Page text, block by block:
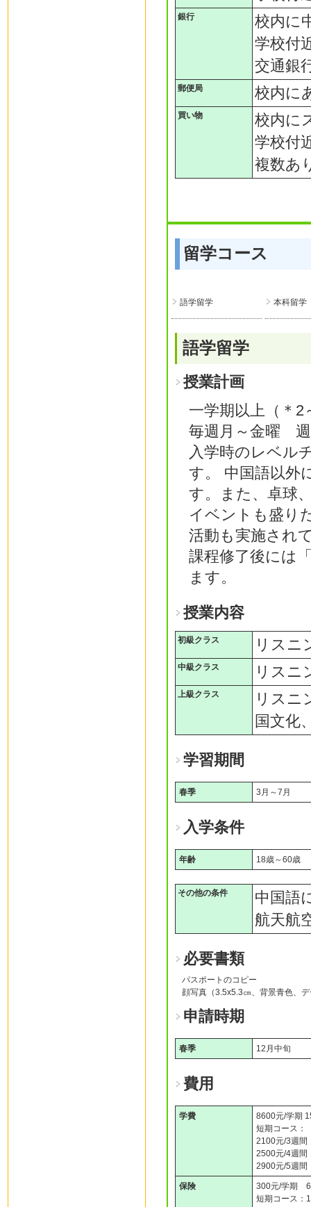
銀行
校内に
学校付
交通銀
郵便局 校内に
買い物
校内に
学校付
複数あ
留学コース
語学留学 本科留学
語学留学
授業計画
一学期以上（＊
毎週月～金曜
入学時のレベル
す。 中国語以外
す。また、卓球
イベントも盛り
活動も実施され
課程修了後には
ます。
授業内容
初級クラス リスニ
中級クラス リスニ
上級クラス
リスニ
国文化
学習期間
春季 3月～7月
入学条件
年齢 18歳～60歳
その他の条件
中国語
航天航
必要書類
パスポートのコピー
顔写真（3.5x5.3㎝、背景青色、
申請時期
春季 12月中旬
費用
学費
8600元/学期
短期コース：
2100元/3週間
2500
2900元/5週間
保険
300元/学期
短期コース：